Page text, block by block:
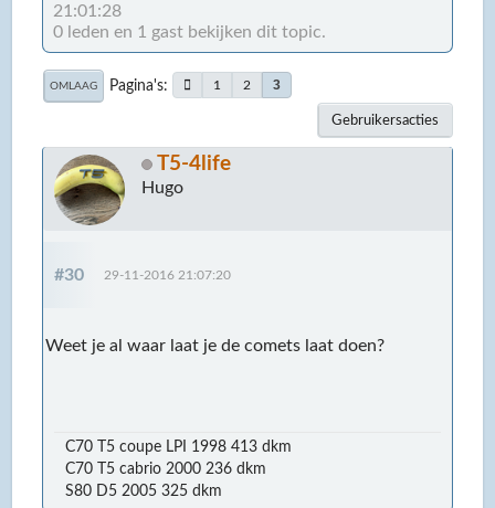
21:01:28
0 leden en 1 gast bekijken dit topic.
OMLAAG Pagina's 1 2 3
Gebruikersacties
T5-4life
Hugo
#30 29-11-2016 21:07:20
Weet je al waar laat je de comets laat doen?
C70 T5 coupe LPI 1998 413 dkm
C70 T5 cabrio 2000 236 dkm
S80 D5 2005 325 dkm